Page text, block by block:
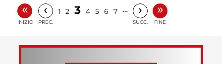
«
INIZIO
‹
PREC.
1 2 3 4 5 6 7 … ›
SUCC.
»
FINE